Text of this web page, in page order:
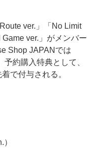
ver.」「No Limit
ver.」がメンバー
Shop JAPANでは
予約購入特典として、
で付与される。